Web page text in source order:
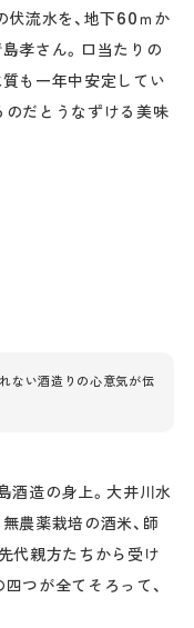
伏流水を、地下60ｍか
孝さん。口当たりの
も一年中安定してい
のだとうなずける美味
ない酒造りの心意気が伝
酒造の身上。大井川水
農薬栽培の酒米、師
代親方たちから受け
つが全てそろって、